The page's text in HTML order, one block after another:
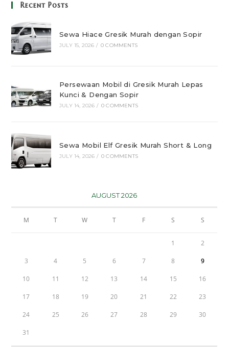
Recent Posts
Sewa Hiace Gresik Murah dengan Sopir
JULY 15, 2026 / 0 COMMENTS
Persewaan Mobil di Gresik Murah Lepas
Kunci & Dengan Sopir
JULY 14, 2026 / 0 COMMENTS
Sewa Mobil Elf Gresik Murah Short & Long
JULY 14, 2026 / 0 COMMENTS
AUGUST 2026
M T W T F S S
1 2
3 4 5 6 7 8 9
10 11 12 13 14 15 16
17 18 19 20 21 22 23
24 25 26 27 28 29 30
31